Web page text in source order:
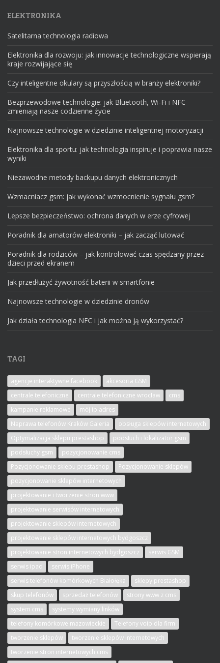
ELEKTRONIKA
Satelitarna technologia radiowa
Elektronika dla rozwoju: jak innowacje technologiczne wspierają
kraje rozwijające się
Czy inteligentne okulary są przyszłością w branży elektroniki?
Bezprzewodowe technologie: jak Bluetooth, Wi-Fi i NFC
zmieniają nasze codzienne życie
Najnowsze technologie w dziedzinie inteligentnej motoryzacji
Elektronika dla sportu: jak technologia inspiruje i poprawia nasze
wyniki
Niezawodne metody backupu danych elektronicznych
Wzmacniacz gsm: jak wykonać wzmocnienie sygnału gsm?
Lepsze bezpieczeństwo: ochrona danych w erze cyfrowej
Poradnik dla amatorów elektroniki – jak zacząć lutować
Poradnik dla rodziców – jak kontrolować czas spędzany przez
dzieci przed ekranem
Jak przedłużyć żywotność baterii w smartfonie
Najnowsze technologie w dziedzinie dronów
Jak działa technologia NFC i jak można ją wykorzystać?
TAGI
agencje interaktywne facebook
akcesoria GSM
centrale telefoniczne
centrale telefoniczne wrocław
cms
kampanie reklamowe
mój ip adres
Naprawa telefonów Kraków Galeria
obsługa sklepów internetowych
Optymalizacja sklepu prestashop
podsłuch i lokalizator gsm
podsłuchy gsm
pozycjonowanie cms
Pozycjonowanie sklepu prestashop
Pozycjonowanie sklepów
pozycjonowanie sklepów internetowych
projektowanie i tworzenie stron www
projektowanie serwisów internetowych
projektowanie sklepów internetowych
projektowanie sklepów internetowych bydgoszcz
projektowanie stron internetowych bydgoszcz
serwis GSM
serwis ipad
serwis iPhone
serwis telefonów komórkowych Białołęka
sklepy prestashop
skup telefonów
sprzedaż telefonów
strony www z cms
system cms
systemy wymiany linków
telefony komórkowe mazowieckie
Telefony voip dla firm
tworzenie sklepów
tworzenie sklepów internetowych
tworzenie stron internetowych cms